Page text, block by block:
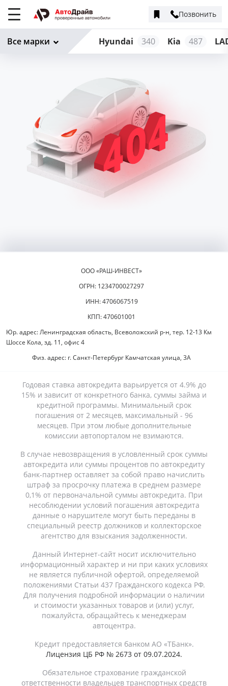
Позвонить
Hyundai 340 Kia 487
Все марки
ООО «РАШ-ИНВЕСТ»
ОГРН: 1234700027297
ИНН: 4706067519
КПП: 470601001
Юр. адрес: Ленинградская область, Всеволожский р-н, тер. 12-13 Км
Шоссе Кола, зд. 11, офис 4
Физ. адрес: г. Санкт-Петербург Камчатская улица, 3А
Годовая ставка автокредита варьируется от 4.9% до
15% и зависит от конкретного банка, суммы займа и
кредитной программы. Минимальный срок
погашения от 2 месяцев, максимальный - 96
месяцев. При этом любые дополнительные
комиссии автопорталом не взимаются.
В случае невозвращения в условленный срок суммы
автокредита или суммы процентов по автокредиту
банк-партнер оставляет за собой право начислить
штраф за просрочку платежа в среднем размере
0,1% от первоначальной суммы автокредита. При
несоблюдении условий погашения автокредита
данные о нарушителе могут быть переданы в
специальный реестр должников и коллекторское
агентство для взыскания задолженности.
Данный Интернет-сайт носит исключительно
информационный характер и ни при каких условиях
не является публичной офертой, определяемой
положениями Статьи 437 Гражданского кодекса РФ.
Для получения подробной информации о наличии
и стоимости указанных товаров и (или) услуг,
пожалуйста, обращайтесь к менеджерам
автоцентра.
Кредит предоставляется банком АО «ТБанк».
Лицензия ЦБ РФ № 2673 от 09.07.2024.
Обязательное страхование гражданской
ответственности владельцев транспортных средств